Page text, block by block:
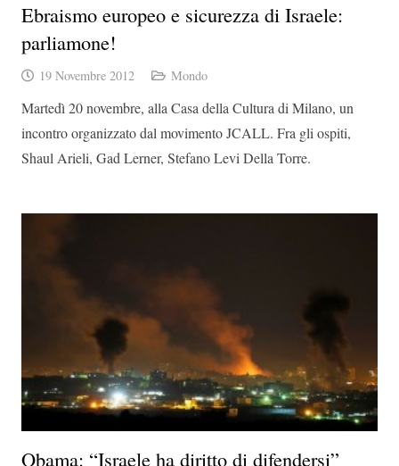
Ebraismo europeo e sicurezza di Israele:
parliamone!
19 Novembre 2012 Mondo
Martedì 20 novembre, alla Casa della Cultura di Milano, un
incontro organizzato dal movimento JCALL. Fra gli ospiti,
Shaul Arieli, Gad Lerner, Stefano Levi Della Torre.
Obama: “Israele ha diritto di difendersi”